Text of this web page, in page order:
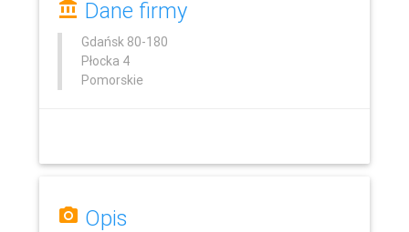
Dane firmy
Gdańsk 80-180
Płocka 4
Pomorskie
Opis